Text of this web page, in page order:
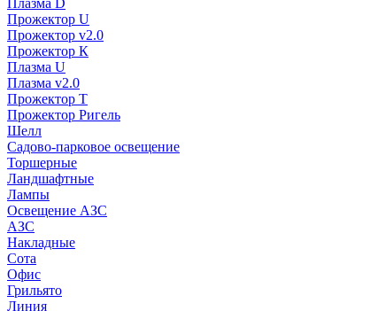
Плазма D
Прожектор U
Прожектор v2.0
Прожектор К
Плазма U
Плазма v2.0
Прожектор Т
Прожектор Ригель
Шелл
Садово-парковое освещение
Торшерные
Ландшафтные
Лампы
Освещение АЗС
АЗС
Накладные
Сота
Офис
Грильято
Линия